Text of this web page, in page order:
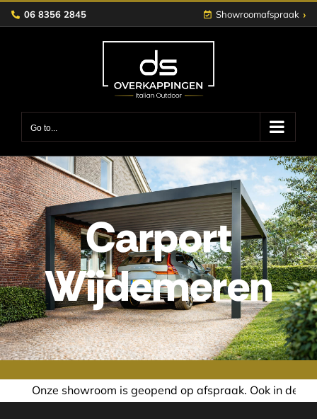
Skip
to
06 8356 2845 Showroomafspraak ›
Go to...
Carport
Wijdemeren
is geopend op afspraak. Ook in de avond of in het